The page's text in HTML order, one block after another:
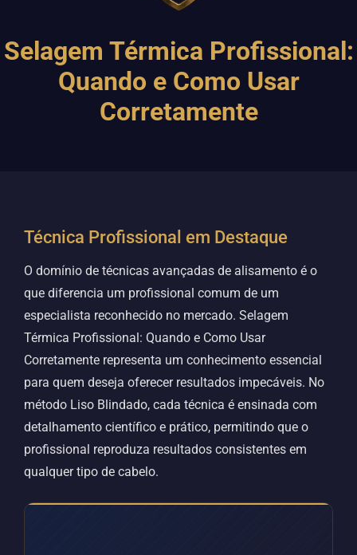
Selagem Térmica Profissional:
Quando e Como Usar
Corretamente
Técnica Profissional em Destaque
O domínio de técnicas avançadas de alisamento é o
que diferencia um profissional comum de um
especialista reconhecido no mercado. Selagem
Térmica Profissional: Quando e Como Usar
Corretamente representa um conhecimento essencial
para quem deseja oferecer resultados impecáveis. No
método Liso Blindado, cada técnica é ensinada com
detalhamento científico e prático, permitindo que o
profissional reproduza resultados consistentes em
qualquer tipo de cabelo.